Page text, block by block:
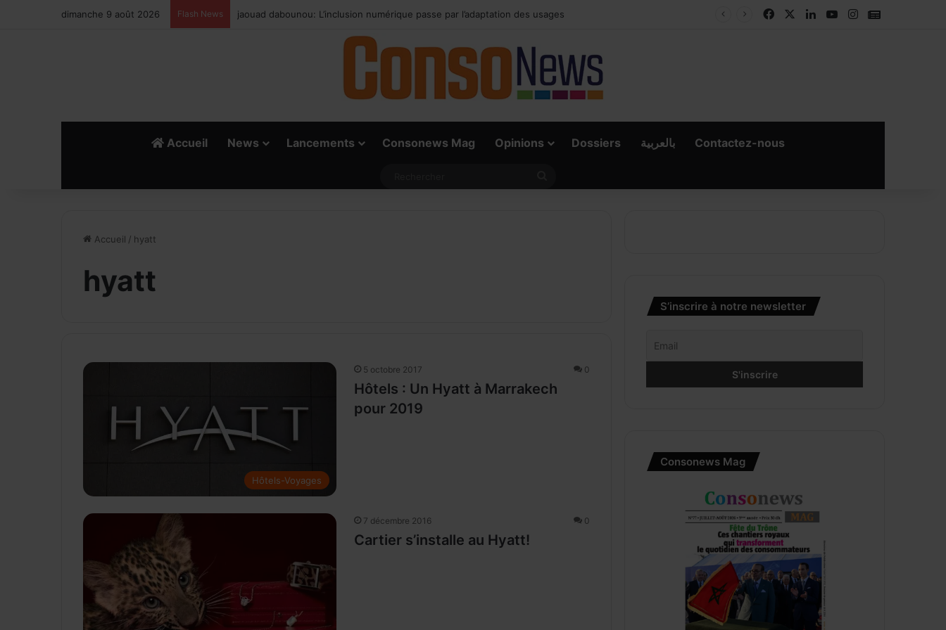
dimanche 9 août 2026 Flash News Ismail Bellali : Le vrai défi du paiement digital, c’est l’acceptation chez les commerçants FacebookLinkedinYouTubeInstagram
Accueil News Lancements Consonews Mag Opinions Dossiers بالعربية Contactez-nous
Accueil / hyatt
hyatt
Hôtels-Voyages
5 octobre 2017 0
Hôtels : Un Hyatt à Marrakech
pour 2019
7 décembre 2016 0
Cartier s’installe au Hyatt!
S’inscrire à notre newsletter
Consonews Mag